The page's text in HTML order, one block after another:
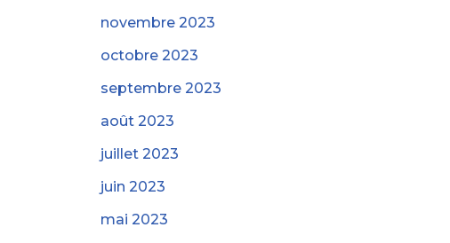
novembre 2023
octobre 2023
septembre 2023
août 2023
juillet 2023
juin 2023
mai 2023